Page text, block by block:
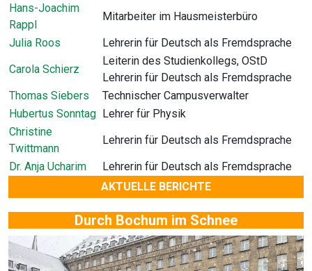
Hans-Joachim
Rappl
Mitarbeiter im Hausmeisterbüro
Julia Roos
Lehrerin für Deutsch als Fremdsprache
Carola Schierz
Leiterin des Studienkollegs, OStD
Lehrerin für Deutsch als Fremdsprache
Thomas Siebers
Technischer Campusverwalter
Hubertus Sonntag Lehrer für Physik
Christine
Twittmann
Lehrerin für Deutsch als Fremdsprache
Dr. Anja Ucharim
Lehrerin für Deutsch als Fremdsprache
AKTUELLE BERICHTE
Durch Bochum im Schnee